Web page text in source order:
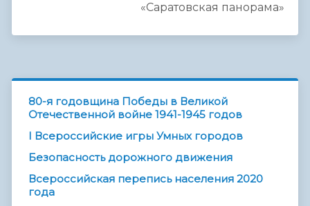
«Саратовская панорама»
80-я годовщина Победы в Великой
Отечественной войне 1941-1945 годов
I Всероссийские игры Умных городов
Безопасность дорожного движения
Всероссийская перепись населения 2020
года